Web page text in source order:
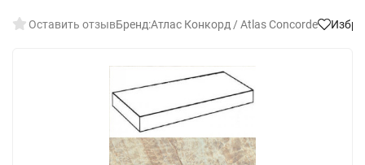
Оставить отзывБренд:Атлас Конкорд / Atlas Concorde